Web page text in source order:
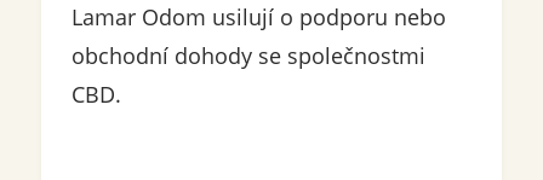
Lamar Odom usilují o podporu nebo
obchodní dohody se společnostmi
CBD.